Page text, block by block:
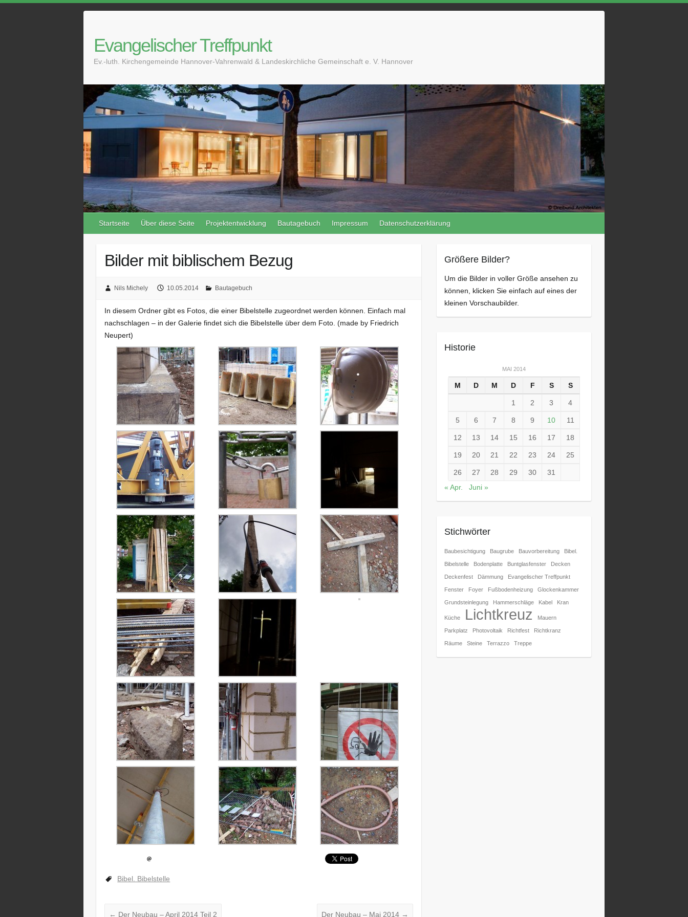
Evangelischer Treffpunkt
Ev.-luth. Kirchengemeinde Hannover-Vahrenwald & Landeskirchliche Gemeinschaft e. V. Hannover
Startseite Über diese Seite Projektentwicklung Bautagebuch Impressum Datenschutzerklärung
Bilder mit biblischem Bezug
Nils Michely 10.05.2014 Bautagebuch
In diesem Ordner gibt es Fotos, die einer Bibelstelle zugeordnet werden können. Einfach mal
nachschlagen – in der Galerie findet sich die Bibelstelle über dem Foto. (made by Friedrich
Neupert)
Bibel. Bibelstelle
← Der Neubau – April 2014 Teil 2 Der Neubau – Mai 2014 →
Größere Bilder?
Um die Bilder in voller Größe ansehen zu
können, klicken Sie einfach auf eines der
kleinen Vorschaubilder.
Historie
MAI 2014
M D M D F S S
1 2 3 4
5 6 7 8 9 10 11
12 13 14 15 16 17 18
19 20 21 22 23 24 25
26 27 28 29 30
31
« Apr.
Juni »
Stichwörter
Baubesichtigung Baugrube Bauvorbereitung Bibel.
Bibelstelle Bodenplatte Buntglasfenster Decken
Deckenfest Dämmung Evangelischer Treffpunkt
Fenster Foyer Fußbodenheizung Glockenkammer
Grundsteinlegung Hammerschläge Kabel Kran
Küche Lichtkreuz Mauern
Parkplatz Photovoltaik Richtfest Richtkranz
Räume Steine Terrazzo Treppe